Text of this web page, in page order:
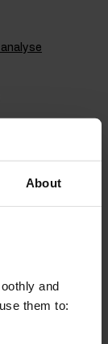
About
and
them to: